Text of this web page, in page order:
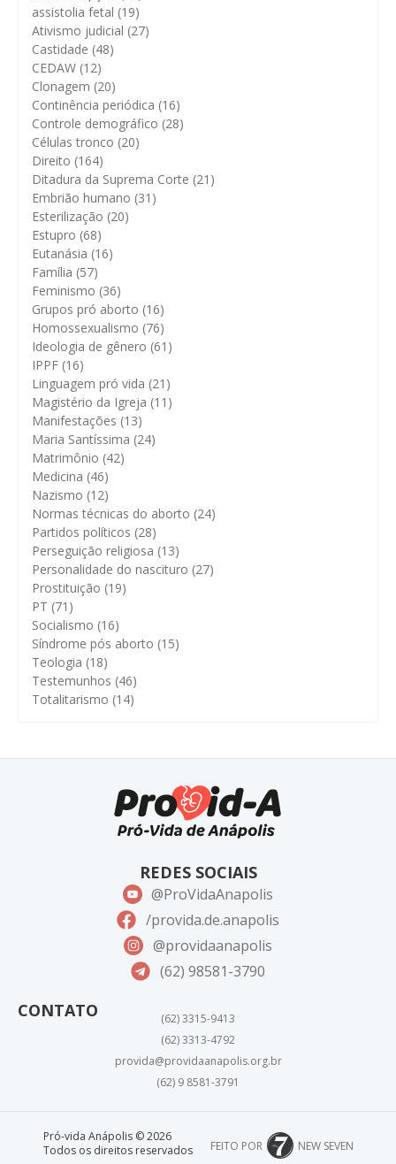
assistolia fetal (19)
Ativismo judicial (27)
Castidade (48)
CEDAW (12)
Clonagem (20)
Continência periódica (16)
Controle demográfico (28)
Células tronco (20)
Direito (164)
Ditadura da Suprema Corte (21)
Embrião humano (31)
Esterilização (20)
Estupro (68)
Eutanásia (16)
Família (57)
Feminismo (36)
Grupos pró aborto (16)
Homossexualismo (76)
Ideologia de gênero (61)
IPPF (16)
Linguagem pró vida (21)
Magistério da Igreja (11)
Manifestações (13)
Maria Santíssima (24)
Matrimônio (42)
Medicina (46)
Nazismo (12)
Normas técnicas do aborto (24)
Partidos políticos (28)
Perseguição religiosa (13)
Personalidade do nascituro (27)
Prostituição (19)
PT (71)
Socialismo (16)
Síndrome pós aborto (15)
Teologia (18)
Testemunhos (46)
Totalitarismo (14)
CONTATO
(62) 3315-9413
(62) 3313-4792
provida@providaanapolis.org.br
(62) 9 8581-3791
REDES SOCIAIS
@ProVidaAnapolis
/provida.de.anapolis
@providaanapolis
(62) 98581-3790
Pró-vida Anápolis © 2026
Todos os direitos reservados